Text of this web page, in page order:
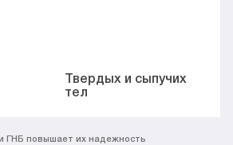
Твердых и сыпучих
тел
ГНБ повышает их надежность